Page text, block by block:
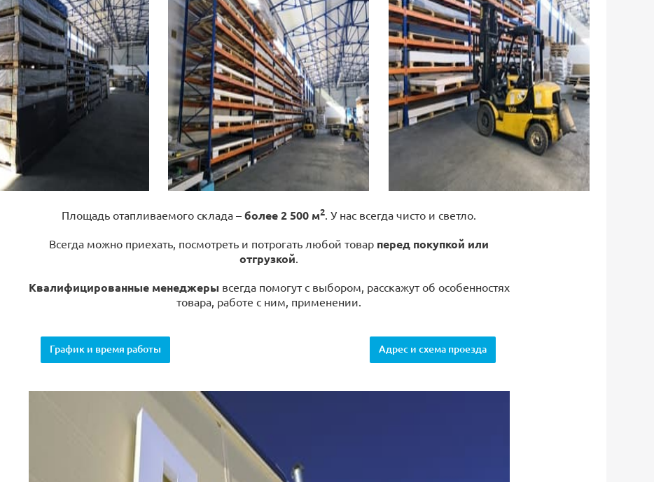
Площадь отапливаемого склада – более 2 500 м2. У нас всегда чисто и светло.
Всегда можно приехать, посмотреть и потрогать любой товар перед покупкой или
отгрузкой.
Квалифицированные менеджеры всегда помогут с выбором, расскажут об особенностях
товара, работе с ним, применении.
График и время работы Адрес и схема проезда